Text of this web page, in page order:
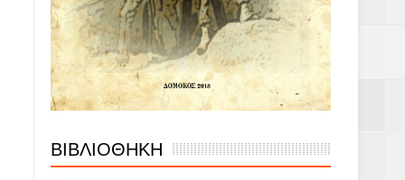
ΒΙΒΛΙΟΘΗΚΗ